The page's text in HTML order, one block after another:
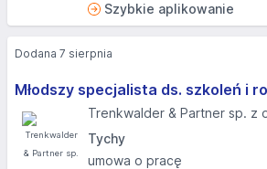
Szybkie aplikowanie
Młodszy specjalista ds. szkoleń i
Trenkwalder & Partner sp. z
Tychy
umowa o pracę
Dodana 7 sierpnia